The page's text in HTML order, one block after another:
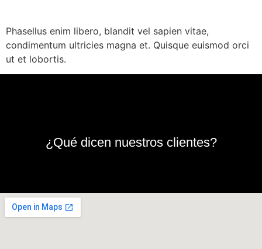
Phasellus enim libero, blandit vel sapien vitae,
condimentum ultricies magna et. Quisque euismod orci
ut et lobortis.
¿Qué dicen nuestros clientes?